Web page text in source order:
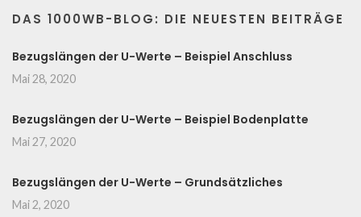
DAS 1000WB-BLOG: DIE NEUESTEN BEITRÄGE
Bezugslängen der U-Werte – Beispiel Anschluss
Mai 28, 2020
Bezugslängen der U-Werte – Beispiel Bodenplatte
Mai 27, 2020
Bezugslängen der U-Werte – Grundsätzliches
Mai 2, 2020